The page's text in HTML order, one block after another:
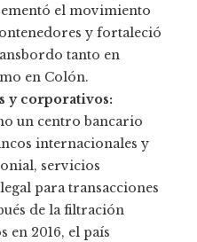
el movimiento
y fortaleció
tanto en
en Colón.
y corporativos:
un centro bancario
internacionales y
servicios
para transacciones
de la filtración
en 2016, el país